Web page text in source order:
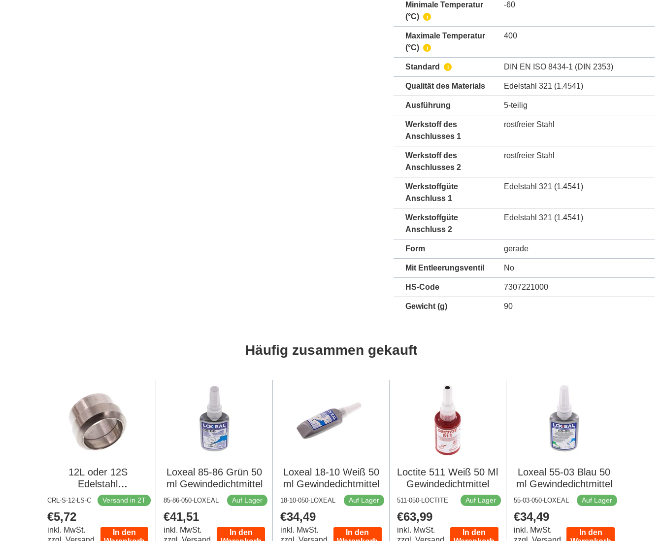
Minimale Temperatur
(°C)
i
-60
Maximale Temperatur
(°C)
i
400
Standard i DIN EN ISO 8434-1 (DIN 2353)
Qualität des Materials Edelstahl 321 (1.4541)
Ausführung 5-teilig
Werkstoff des
Anschlusses 1
rostfreier Stahl
Werkstoff des
Anschlusses 2
rostfreier Stahl
Werkstoffgüte
Anschluss 1
Edelstahl 321 (1.4541)
Werkstoffgüte
Anschluss 2
Edelstahl 321 (1.4541)
Form gerade
Mit Entleerungsventil No
HS-Code 7307221000
Gewicht (g) 90
Häufig zusammen gekauft
12L oder 12S
Edelstahl
Kompressionsring
CRL-S-12-LS-C Versand in 2T
Regulärer
Preis
€5,72
inkl. MwSt.
In den
Loxeal 85-86 Grün 50
ml Gewindedichtmittel
85-86-050-LOXEAL Auf Lager
Regulärer
Preis
€41,51
inkl. MwSt.
In den
Loxeal 18-10 Weiß 50
ml Gewindedichtmittel
18-10-050-LOXEAL Auf Lager
Regulärer
Preis
€34,49
inkl. MwSt.
In den
Loctite 511 Weiß 50 Ml
Gewindedichtmittel
511-050-LOCTITE Auf Lager
Regulärer
Preis
€63,99
inkl. MwSt.
In den
Loxeal 55-03 Blau 50
ml Gewindedichtmittel
55-03-050-LOXEAL Auf Lager
Regulärer
Preis
€34,49
inkl. MwSt.
In den